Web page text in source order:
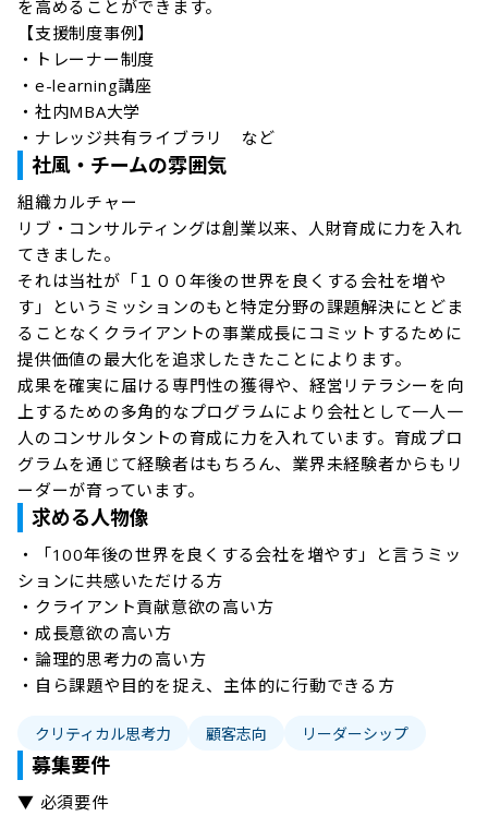
を高めることができます。
【支援制度事例】
・トレーナー制度
・e-learning講座
・社内MBA大学
・ナレッジ共有ライブラリ　など
社風・チームの雰囲気
組織カルチャー
リブ・コンサルティングは創業以来、人財育成に力を入れ
てきました。
それは当社が「１００年後の世界を良くする会社を増や
す」というミッションのもと特定分野の課題解決にとどま
ることなくクライアントの事業成長にコミットするために
提供価値の最大化を追求したきたことによります。
成果を確実に届ける専門性の獲得や、経営リテラシーを向
上するための多角的なプログラムにより会社として一人一
人のコンサルタントの育成に力を入れています。育成プロ
グラムを通じて経験者はもちろん、業界未経験者からもリ
ーダーが育っています。
求める人物像
・「100年後の世界を良くする会社を増やす」と言うミッ
ションに共感いただける方
・クライアント貢献意欲の高い方
・成長意欲の高い方
・論理的思考力の高い方
・自ら課題や目的を捉え、主体的に行動できる方
クリティカル思考力 顧客志向 リーダーシップ
募集要件
▼ 必須要件